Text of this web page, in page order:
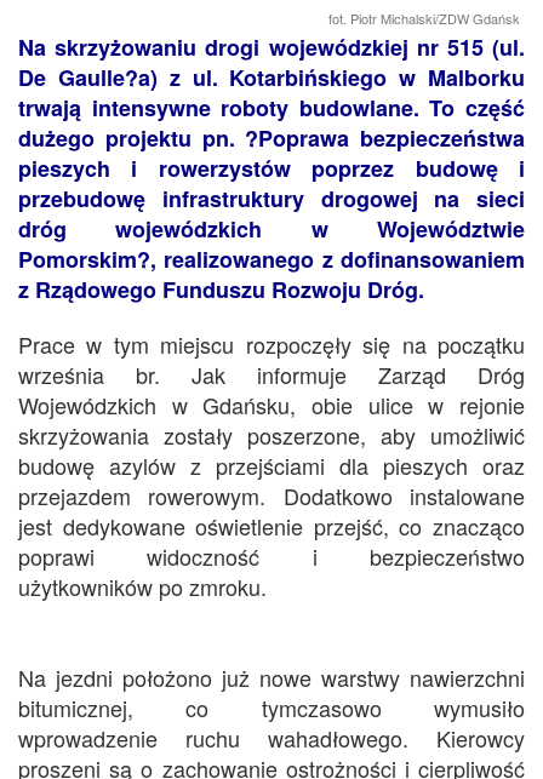
fot. Piotr Michalski/ZDW Gdańsk
Na skrzyżowaniu drogi wojewódzkiej nr 515 (ul.
De Gaulle?a) z ul. Kotarbińskiego w Malborku
trwają intensywne roboty budowlane. To część
dużego projektu pn. ?Poprawa bezpieczeństwa
pieszych i rowerzystów poprzez budowę i
przebudowę infrastruktury drogowej na sieci
dróg wojewódzkich w Województwie
Pomorskim?, realizowanego z dofinansowaniem
z Rządowego Funduszu Rozwoju Dróg.
Prace w tym miejscu rozpoczęły się na początku
września br. Jak informuje Zarząd Dróg
Wojewódzkich w Gdańsku, obie ulice w rejonie
skrzyżowania zostały poszerzone, aby umożliwić
budowę azylów z przejściami dla pieszych oraz
przejazdem rowerowym. Dodatkowo instalowane
jest dedykowane oświetlenie przejść, co znacząco
poprawi widoczność i bezpieczeństwo
użytkowników po zmroku.
Na jezdni położono już nowe warstwy nawierzchni
bitumicznej, co tymczasowo wymusiło
wprowadzenie ruchu wahadłowego. Kierowcy
proszeni są o zachowanie ostrożności i cierpliwość